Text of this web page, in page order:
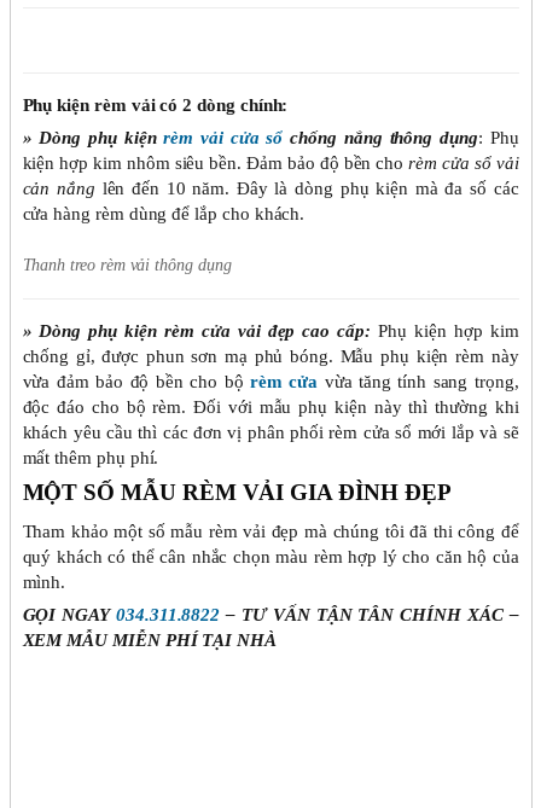
Phụ kiện rèm vải có 2 dòng chính:
» Dòng phụ kiệnrèm vải cửa sổ chống nắng thông dụng: Phụ
kiện hợp kim nhôm siêu bền. Đảm bảo độ bền chorèm cửa sổ vải
cản nắng lên đến 10 năm. Đây là dòng phụ kiện mà đa số các
cửa hàng rèm dùng để lắp cho khách.
Thanh treo rèm vải thông dụng
» Dòng phụ kiện rèm cửa vải đẹp cao cấp:Phụ kiện hợp kim
chống gỉ, được phun sơn mạ phủ bóng. Mẫu phụ kiện rèm này
vừa đảm bảo độ bền cho bộrèm cửa vừa tăng tính sang trọng,
độc đáo cho bộ rèm. Đối với mẫu phụ kiện này thì thường khi
khách yêu cầu thì các đơn vị phân phối rèm cửa sổ mới lắp và sẽ
mất thêm phụ phí.
MỘT SỐ MẪU RÈM VẢI GIA ĐÌNH ĐẸP
Tham khảo một số mẫu rèm vải đẹp mà chúng tôi đã thi công để
quý khách có thể cân nhắc chọn màu rèm hợp lý cho căn hộ của
mình.
GỌI NGAY034.311.8822 – TƯ VẤN TẬN TÂN CHÍNH XÁC –
XEM MẪU MIỄN PHÍ TẠI NHÀ